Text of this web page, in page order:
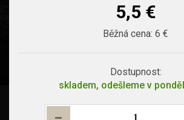
5,5 €
Běžná cena: 6 €
Dostupnost:
skladem, odešleme v